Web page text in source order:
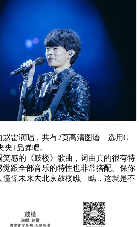
雷演唱，共有2页高清图谱，选用G
夹1品弹唱。
笑感的《鼓楼》歌曲，词曲真的很有特
觉跟全部音乐的特性也非常搭配。保你
憬未来去北京鼓楼瞧一瞧，这就是不